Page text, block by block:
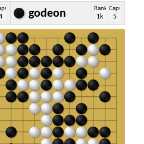
godeon Rank
1k
Caps
5